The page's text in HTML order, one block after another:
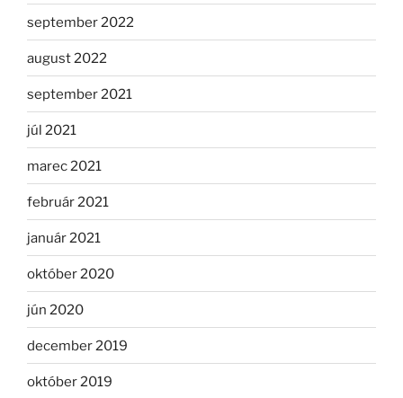
september 2022
august 2022
september 2021
júl 2021
marec 2021
február 2021
január 2021
október 2020
jún 2020
december 2019
október 2019